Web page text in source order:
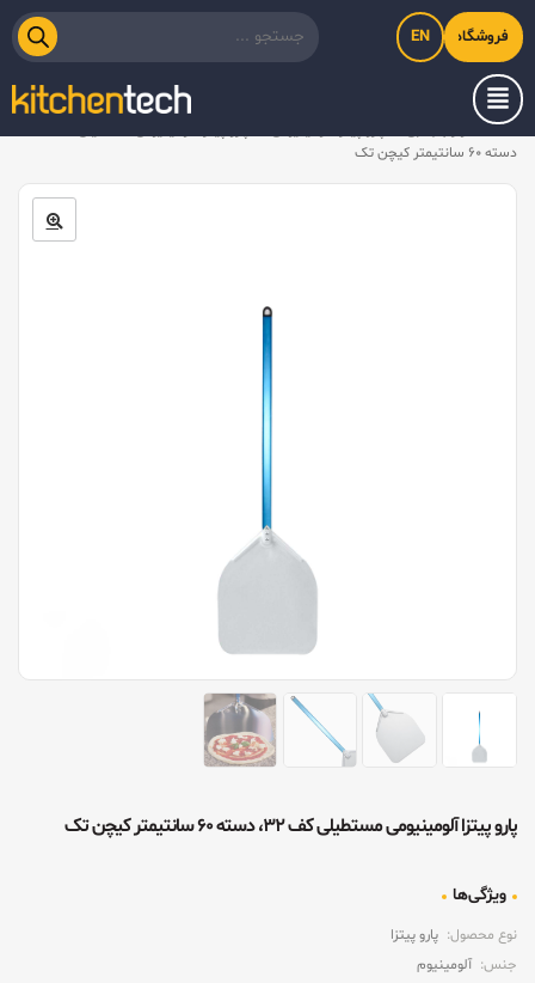
فروشگاه اینترنتی کیت‌لاین
EN
خانه
دسته ۶۰ سانتیمتر کیچن تک
پارو پیتزا آلومینیومی مستطیلی کف ۳۲، دسته ۶۰ سانتیمتر کیچن تک
ویژگی‌ها
نوع محصول: پارو پیتزا
جنس: آلومینیوم